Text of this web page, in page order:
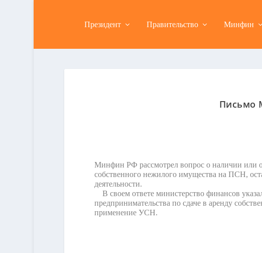
Президент Правительство Минфин
Письмо
Минфин РФ рассмотрел вопрос о наличии или
собственного нежилого имущества на ПСН,
деятельности.
В своем ответе министерство финансов
предпринимательства по сдаче в аренду
применение УСН.